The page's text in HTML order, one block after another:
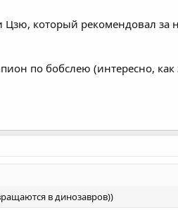
который рекомендовал за
по бобслею (интересно, как
в динозавров))